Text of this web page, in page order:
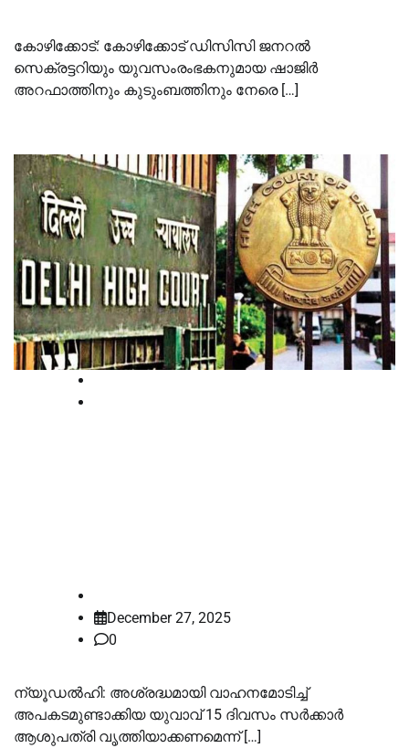
കോഴിക്കോട്: കോഴിക്കോട് ഡിസിസി ജനറൽ
സെക്രട്ടറിയും യുവസംരംഭകനുമായ ഷാജിർ
അറഫാത്തിനും കുടുംബത്തിനും നേരെ […]
December 27, 2025
0
ന്യൂഡല്‍ഹി: അശ്രദ്ധമായി വാഹനമോടിച്ച്
അപകടമുണ്ടാക്കിയ യുവാവ് 15 ദിവസം സര്‍ക്കാര്‍
ആശുപത്രി വൃത്തിയാക്കണമെന്ന് […]